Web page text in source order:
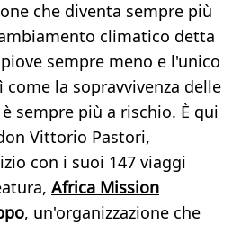
che diventa sempre più
climatico detta
sempre meno e l'unico
la sopravvivenza delle
sempre più a rischio. È qui
Vittorio Pastori,
con i suoi 147 viaggi
Africa Mission
, un'organizzazione che